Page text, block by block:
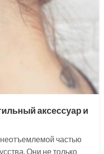
аксессуар и
частью
Они не только